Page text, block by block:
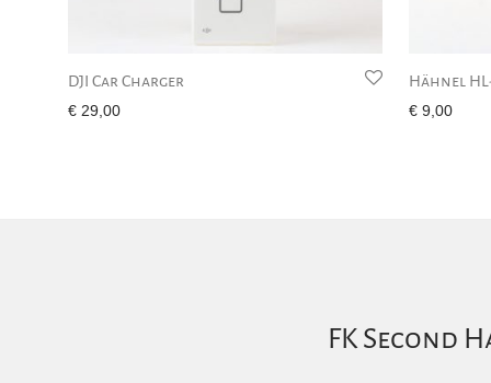
DJI Car Charger
€ 29,00
Hähnel
€ 9,00
FK Second